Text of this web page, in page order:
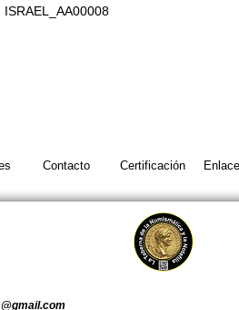
ISRAEL_AA00008
Contacto Certificación